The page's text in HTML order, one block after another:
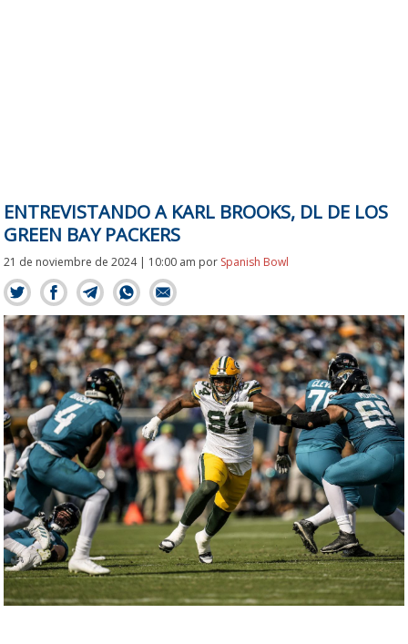
ENTREVISTANDO A KARL BROOKS, DL DE LOS
GREEN BAY PACKERS
21 de noviembre de 2024 | 10:00 am por Spanish Bowl